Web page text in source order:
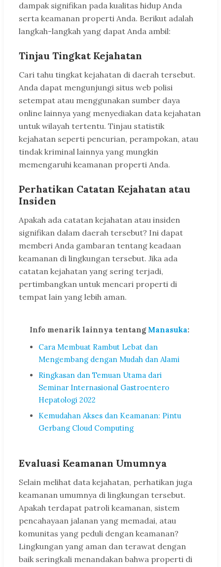
dampak signifikan pada kualitas hidup Anda
serta keamanan properti Anda. Berikut adalah
langkah-langkah yang dapat Anda ambil:
Tinjau Tingkat Kejahatan
Cari tahu tingkat kejahatan di daerah tersebut.
Anda dapat mengunjungi situs web polisi
setempat atau menggunakan sumber daya
online lainnya yang menyediakan data kejahatan
untuk wilayah tertentu. Tinjau statistik
kejahatan seperti pencurian, perampokan, atau
tindak kriminal lainnya yang mungkin
memengaruhi keamanan properti Anda.
Perhatikan Catatan Kejahatan atau
Insiden
Apakah ada catatan kejahatan atau insiden
signifikan dalam daerah tersebut? Ini dapat
memberi Anda gambaran tentang keadaan
keamanan di lingkungan tersebut. Jika ada
catatan kejahatan yang sering terjadi,
pertimbangkan untuk mencari properti di
tempat lain yang lebih aman.
Info menarik lainnya tentang Manasuka:
Cara Membuat Rambut Lebat dan
Mengembang dengan Mudah dan Alami
Ringkasan dan Temuan Utama dari
Seminar Internasional Gastroentero
Hepatologi 2022
Kemudahan Akses dan Keamanan: Pintu
Gerbang Cloud Computing
Evaluasi Keamanan Umumnya
Selain melihat data kejahatan, perhatikan juga
keamanan umumnya di lingkungan tersebut.
Apakah terdapat patroli keamanan, sistem
pencahayaan jalanan yang memadai, atau
komunitas yang peduli dengan keamanan?
Lingkungan yang aman dan terawat dengan
baik seringkali menandakan bahwa properti di